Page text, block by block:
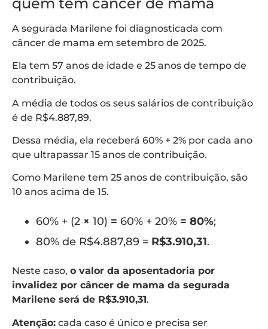
A segurada Marilene foi diagnosticada com
câncer de mama em setembro de 2025.
Ela tem 57 anos de idade e 25 anos de tempo de
contribuição.
A média de todos os seus salários de contribuição
é de R$4.887,89.
Dessa média, ela receberá 60% + 2% por cada ano
que ultrapassar 15 anos de contribuição.
Como Marilene tem 25 anos de contribuição, são
10 anos acima de 15.
60% + (2 × 10) = 60% + 20% = 80%;
80% de R$4.887,89 = R$3.910,31.
Neste caso, o valor da aposentadoria por
invalidez por câncer de mama da segurada
Marilene será de R$3.910,31.
Atenção: cada caso é único e precisa ser